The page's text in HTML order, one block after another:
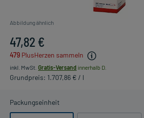
Abbildung ähnlich
47,82 €
479 PlusHerzen sammeln
inkl. MwSt. Gratis-Versand innerhalb D.
Grundpreis: 1.707,86 € / l
Packungseinheit